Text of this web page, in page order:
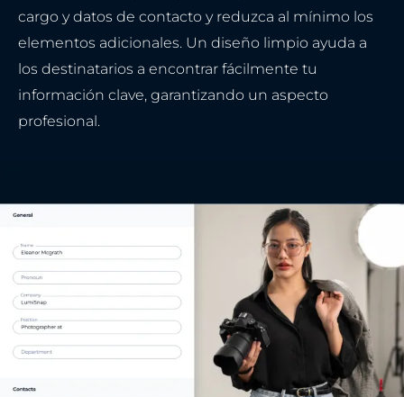
cargo y datos de contacto y reduzca al mínimo los
elementos adicionales. Un diseño limpio ayuda a
los destinatarios a encontrar fácilmente tu
información clave, garantizando un aspecto
profesional.